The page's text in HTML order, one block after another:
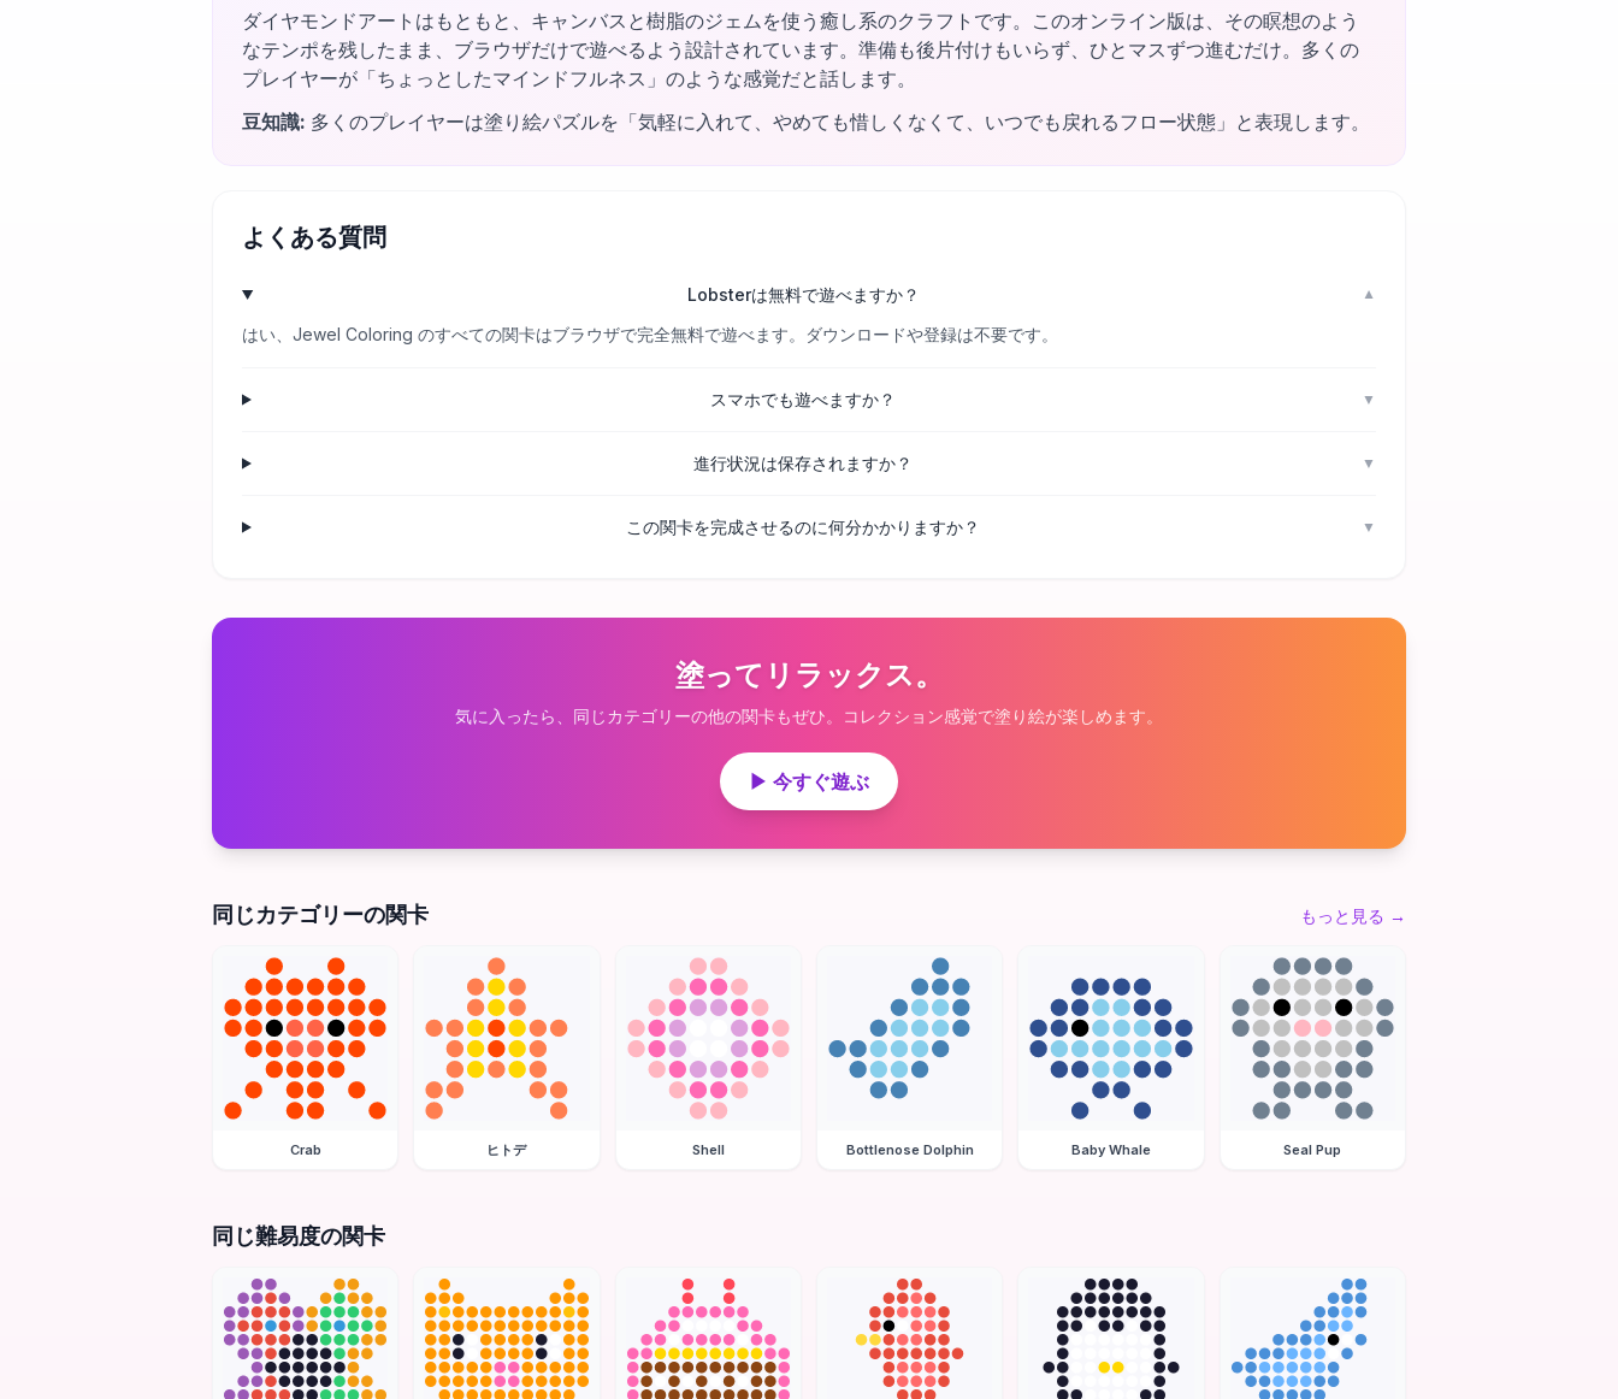
ダイヤモンドアートはもともと、キャンバスと樹脂のジェムを使う癒し系のクラフトです。このオンライン版は、その瞑想のよう
なテンポを残したまま、ブラウザだけで遊べるよう設計されています。準備も後片付けもいらず、ひとマスずつ進むだけ。多くの
プレイヤーが「ちょっとしたマインドフルネス」のような感覚だと話します。
豆知識: 多くのプレイヤーは塗り絵パズルを「気軽に入れて、やめても惜しくなくて、いつでも戻れるフロー状態」と表現します。
よくある質問
Lobsterは無料で遊べますか？ ▼
はい、Jewel Coloring のすべての関卡はブラウザで完全無料で遊べます。ダウンロードや登録は不要です。
スマホでも遊べますか？ ▼
進行状況は保存されますか？ ▼
この関卡を完成させるのに何分かかりますか？ ▼
塗ってリラックス。
気に入ったら、同じカテゴリーの他の関卡もぜひ。コレクション感覚で塗り絵が楽しめます。
▶ 今すぐ遊ぶ
同じカテゴリーの関卡 もっと見る →
Crab ヒトデ Shell Bottlenose Dolphin Baby Whale Seal Pup
同じ難易度の関卡